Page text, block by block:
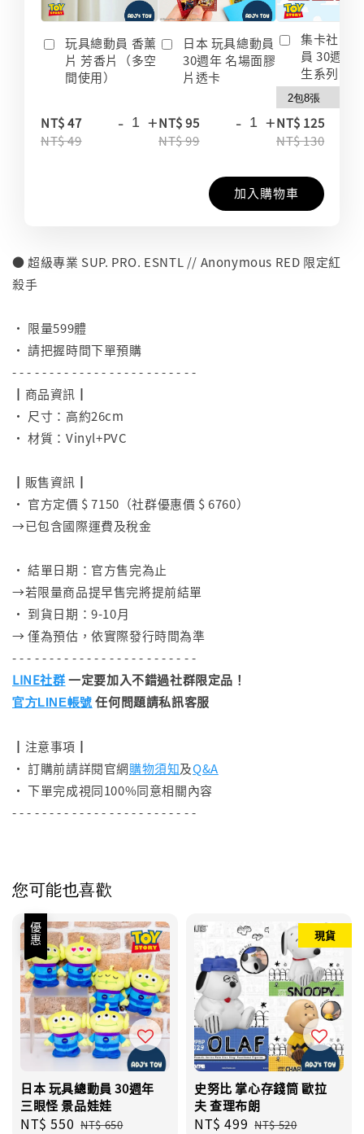
玩具總動員 香薰
片 芳香片（多空
間使用）
NT$ 47
NT$ 49
- +
日本 玩具總動員
30週年 名場面膠
片透卡
NT$ 95
NT$ 99
- +
集卡社 玩
員 30週年
生系列 收
NT$ 125
NT$ 130
加入購物車
● 超級專業 SUP. PRO. ESNTL // Anonymous RED 限定紅
殺手
• 限量599體
• 請把握時間下單預購
- - - - - - - - - - - - - - - - - - - - - - - - -
┃商品資訊┃
• 尺寸：高約26cm
• 材質：Vinyl+PVC
┃販售資訊┃
• 官方定價 $ 7150（社群優惠價 $ 6760）
→已包含國際運費及稅金
• 結單日期：官方售完為止
→若限量商品提早售完將提前結單
• 到貨日期：9-10月
→ 僅為預估，依實際發行時間為準
- - - - - - - - - - - - - - - - - - - - - - - - -
LINE社群一定要加入不錯過社群限定品！
官方LINE帳號 任何問題請私訊客服
┃注意事項┃
• 訂購前請詳閱官網購物須知及Q&A
• 下單完成視同100%同意相關內容
- - - - - - - - - - - - - - - - - - - - - - - - -
您可能也喜歡
優惠
日本 玩具總動員 30週年
三眼怪 景品娃娃
Sale
NT$ 550 Regular
NT$ 650
現貨
史努比 掌心存錢筒 歐拉
夫 查理布朗
Sale
NT$ 499 Regular
NT$ 520